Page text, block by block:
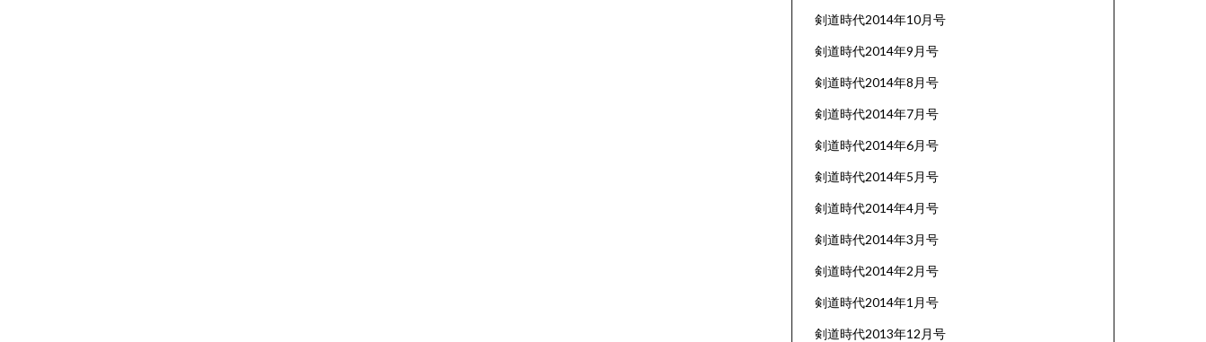
剣道時代2014年10月号
剣道時代2014年9月号
剣道時代2014年8月号
剣道時代2014年7月号
剣道時代2014年6月号
剣道時代2014年5月号
剣道時代2014年4月号
剣道時代2014年3月号
剣道時代2014年2月号
剣道時代2014年1月号
剣道時代2013年12月号